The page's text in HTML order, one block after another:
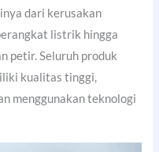
dari kerusakan
listrik hingga
petir. Seluruh produk
kualitas tinggi,
menggunakan teknologi